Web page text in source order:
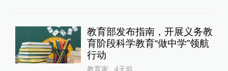
教育部发布指南，开展义务教
育阶段科学教育“做中学”领航
行动
教育家 4天前